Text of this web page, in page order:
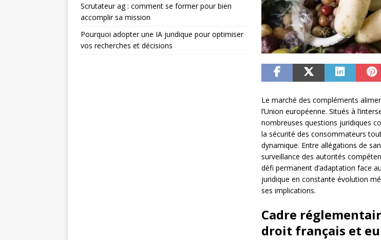
Le marché des compléments
l’Union européenne. Situés à
nombreuses questions juridiques
la sécurité des consommateurs
dynamique. Entre allégations de
surveillance des autorités
défi permanent d’adaptation face
juridique en constante évolution
ses implications.
Cadre
droit français et
Scrutateur ag : comment se former pour bien
accomplir sa mission
Pourquoi adopter une IA juridique pour optimiser
vos recherches et décisions